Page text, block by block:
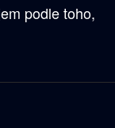
podle toho,